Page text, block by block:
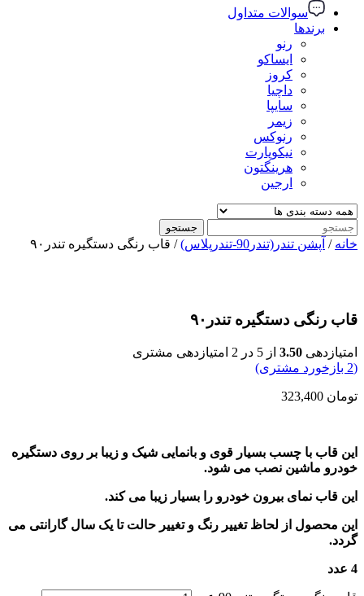
سوالات متداول
برندها
رنو
ایساکو
کروز
داچیا
سایپا
زیمر
رنوکس
نیکوپارت
هرینگتون
ارجین
جستجو
خانه / آپشن تندر(تندر90-تندرپلاس) / قاب رنگی دستگیره تندر۹۰
قاب رنگی دستگیره تندر۹۰
امتیازدهی 3.50 از 5 در 2 امتیازدهی مشتری
(
2 بازخورد مشتری)
تومان
این قاب با چسب بسیار قوی و بانمایی شیک و زیبا بر روی دستگیره
خودرو ماشین نصب می شود.
این قاب نمای بیرون خودرو را بسیار زیبا می کند.
این محصول از لحاظ تغییر رنگ و تغییر حالت تا یک سال گارانتی می
گردد.
4 عدد